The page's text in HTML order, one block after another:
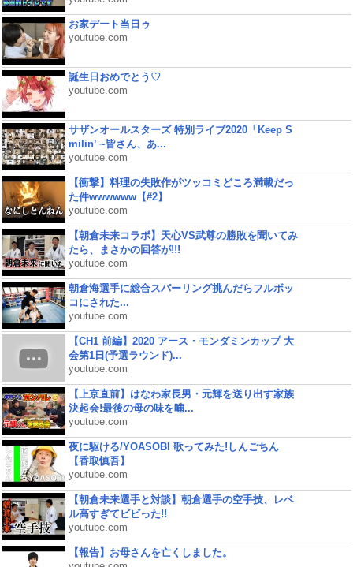
お家デート当日ゥ
youtube.com
誕生日おめでとう♡
youtube.com
サザンオールスターズ 特別ライブ2020「Keep S
milin’ ~皆さん、あ...
youtube.com
【衝撃】料理の失敗作がツッコミどころ満載だっ
た件wwwwww【#2】
youtube.com
【朝倉未来コラボ】天心VS武尊の勝敗を聞いてみ
たら、まさかの回答が!!!
youtube.com
朝倉海選手に総合スパーリング挑んだらフルボッ
コにされた...
youtube.com
【CH1 前編】2020 アース・モンダミンカップ 大
会第1日(予選ラウンド)...
youtube.com
【上京直前】はなわ家長男・元輝を送り出す家族
決起会!最後の母の味を噛...
youtube.com
夜に駆ける/YOASOBI 歌ってみた!しんごちん
【香取慎吾】
youtube.com
【朝倉未来選手と対談】朝倉選手の空手技、レベ
ル高すぎてビビった!!
youtube.com
【報告】お母さんを亡くしました。